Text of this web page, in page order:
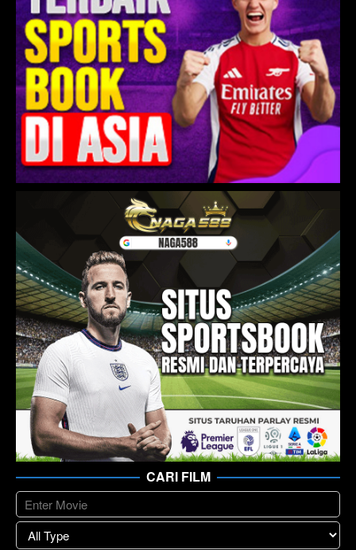
CARI FILM